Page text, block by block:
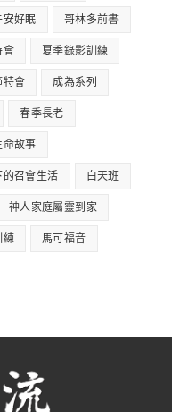
安好眠 哥林多前書
會 夏季錄影訓練
特會 成為系列
春季長老
命故事
的召會生活 白天班
神人家庭屬靈到家
練 馬可福音